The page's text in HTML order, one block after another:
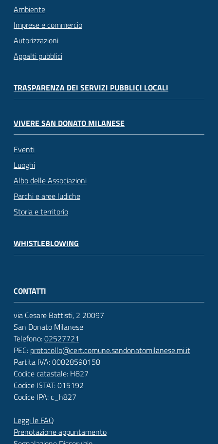
Ambiente
Imprese e commercio
Autorizzazioni
Appalti pubblici
TRASPARENZA DEI SERVIZI PUBBLICI LOCALI
VIVERE SAN DONATO MILANESE
Eventi
Luoghi
Albo delle Associazioni
Parchi e aree ludiche
Storia e territorio
WHISTLEBLOWING
CONTATTI
via Cesare Battisti, 2 20097
San Donato Milanese
Telefono:02527721
PEC: protocollo@cert.comune.sandonatomilanese.mi.it
Partita IVA: 00828590158
Codice catastale: H827
Codice ISTAT: 015192
Codice IPA: c_h827
Leggi le FAQ
Prenotazione appuntamento